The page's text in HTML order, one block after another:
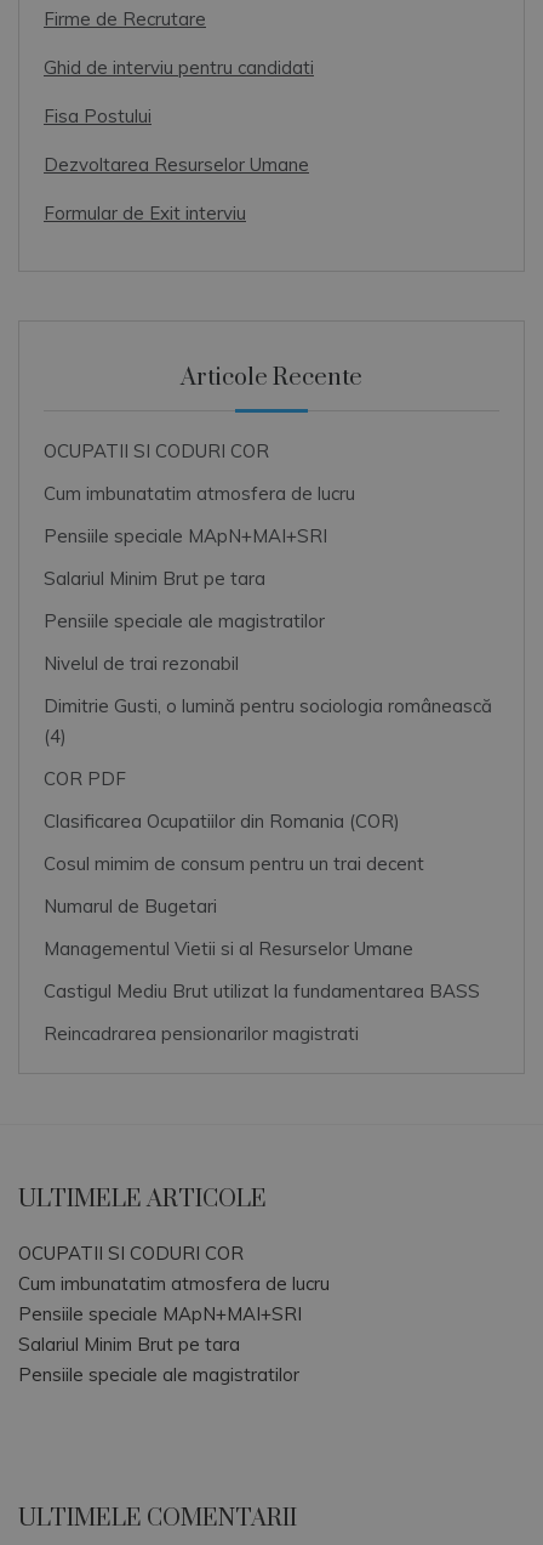
Firme de Recrutare
Ghid de interviu pentru candidati
Fisa Postului
Dezvoltarea Resurselor Umane
Formular de Exit interviu
Articole Recente
OCUPATII SI CODURI COR
Cum imbunatatim atmosfera de lucru
Pensiile speciale MApN+MAI+SRI
Salariul Minim Brut pe tara
Pensiile speciale ale magistratilor
Nivelul de trai rezonabil
Dimitrie Gusti, o lumină pentru sociologia românească
(4)
COR PDF
Clasificarea Ocupatiilor din Romania (COR)
Cosul mimim de consum pentru un trai decent
Numarul de Bugetari
Managementul Vietii si al Resurselor Umane
Castigul Mediu Brut utilizat la fundamentarea BASS
Reincadrarea pensionarilor magistrati
ULTIMELE ARTICOLE
OCUPATII SI CODURI COR
Cum imbunatatim atmosfera de lucru
Pensiile speciale MApN+MAI+SRI
Salariul Minim Brut pe tara
Pensiile speciale ale magistratilor
ULTIMELE COMENTARII